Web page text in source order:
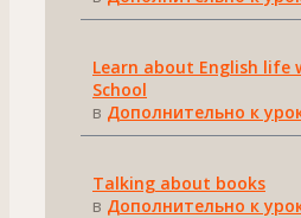
Learn about English life
School
в Дополнительно к
Talking about books
в Дополнительно к